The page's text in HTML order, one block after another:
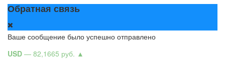
Обратная связь
Ваше сообщение было успешно отправлено
USD — 82,1665 руб. ▲